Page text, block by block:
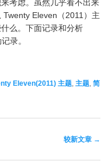
考虑。虽然几乎看不出来
Eleven（2011）主
么。下面记录和分析
录。
Eleven(2011) 主题,主题,简
较新文章 →